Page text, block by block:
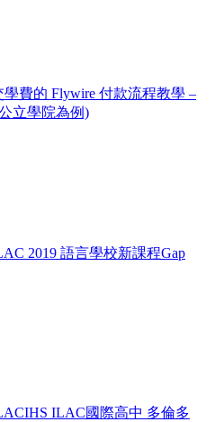
學費的 Flywire 付款流程教學 –
立學院為例)
2019 語言學校新課程Gap
ILAC國際高中 多倫多